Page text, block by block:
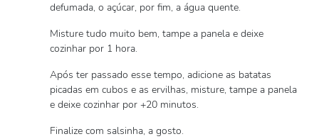
defumada, o açúcar, por fim, a água quente.
Misture tudo muito bem, tampe a panela e deixe
cozinhar por 1 hora.
Após ter passado esse tempo, adicione as batatas
picadas em cubos e as ervilhas, misture, tampe a panela
e deixe cozinhar por +20 minutos.
Finalize com salsinha, a gosto.